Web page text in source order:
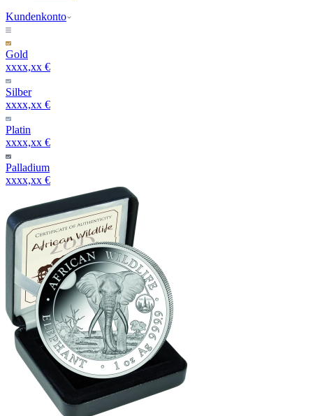
Kundenkonto
Gold
xxxx,xx €
Silber
xxxx,xx €
Platin
xxxx,xx €
Palladium
xxxx,xx €